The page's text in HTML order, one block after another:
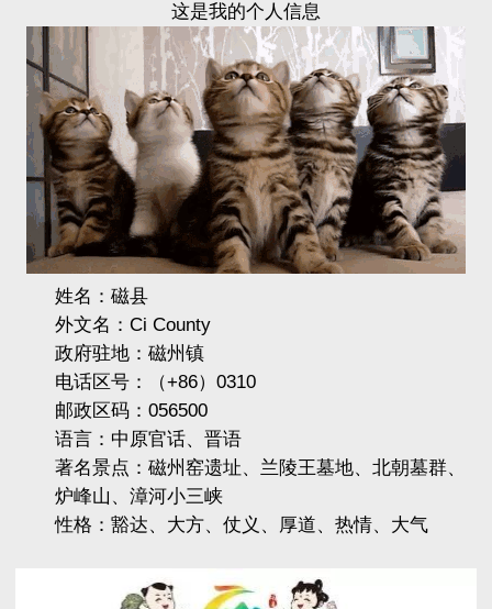
这是我的个人信息
姓名：磁县
外文名：Ci County
政府驻地：磁州镇
电话区号：（+86）0310
邮政区码：056500
语言：中原官话、晋语
著名景点：磁州窑遗址、兰陵王墓地、北朝墓群、
炉峰山、漳河小三峡
性格：豁达、大方、仗义、厚道、热情、大气